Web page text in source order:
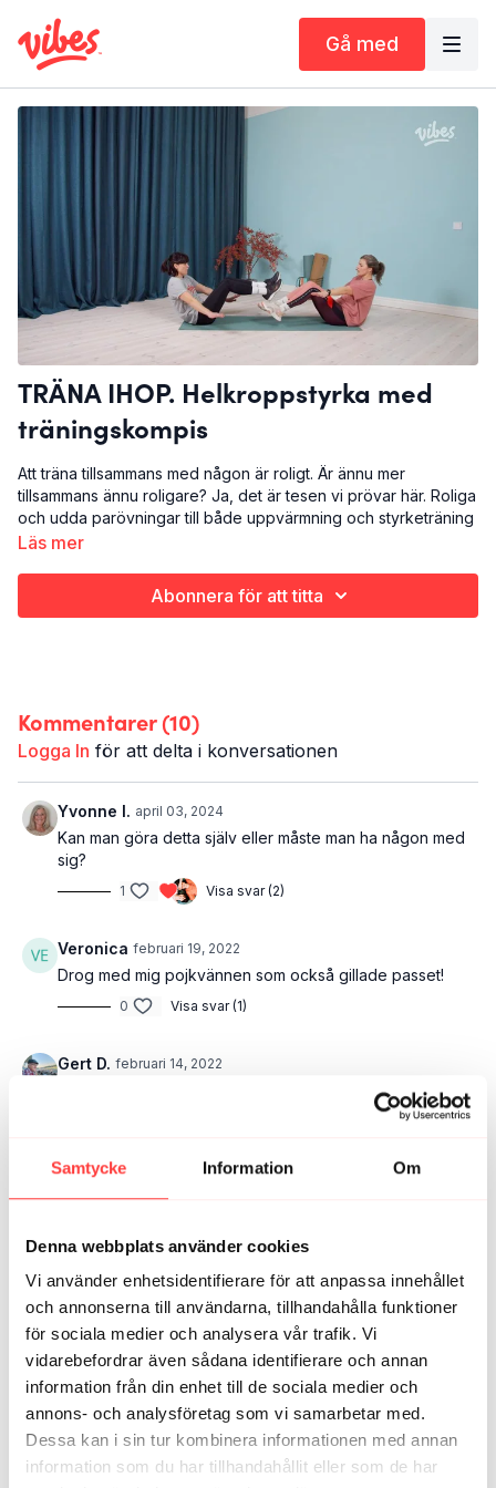
Samtycke Information Om
Denna webbplats använder cookies
Vi använder enhetsidentifierare för att anpassa innehållet
och annonserna till användarna, tillhandahålla funktioner
för sociala medier och analysera vår trafik. Vi
vidarebefordrar även sådana identifierare och annan
information från din enhet till de sociala medier och
annons- och analysföretag som vi samarbetar med.
Dessa kan i sin tur kombinera informationen med annan
information som du har tillhandahållit eller som de har
Gå med
TRÄNA IHOP. Helkroppstyrka med
träningskompis
Att träna tillsammans med någon är roligt. Är ännu mer
tillsammans ännu roligare? Ja, det är tesen vi prövar här. Roliga
och udda parövningar till både uppvärmning och styrketräning
för de där gångerna du har en kompis med på träningspasset.
att det ska passa alla - även om man är olika stora eller olika
Hela kroppen
Läs mer
Abonnera för att titta
Kommentarer (10)
Logga In för att delta i konversationen
Yvonne I. april 03, 2024
Kan man göra detta själv eller måste man ha någon med
sig?
1 Visa svar (2)
Veronica februari 19, 2022
Drog med mig pojkvännen som också gillade passet!
0 Visa svar (1)
Gert D. februari 14, 2022
Super duper kul pass. Tränade med skratt som
Ida T. augusti 03
Mari B. augusti 05, 2024
Ewa Hartmannågot för systrar?
Maria W. juni 06, 2022
Vad kul vi hade, två vuxna och ett barn 😅 5-åringen